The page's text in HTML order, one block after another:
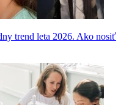
trend leta 2026. Ako nosiť